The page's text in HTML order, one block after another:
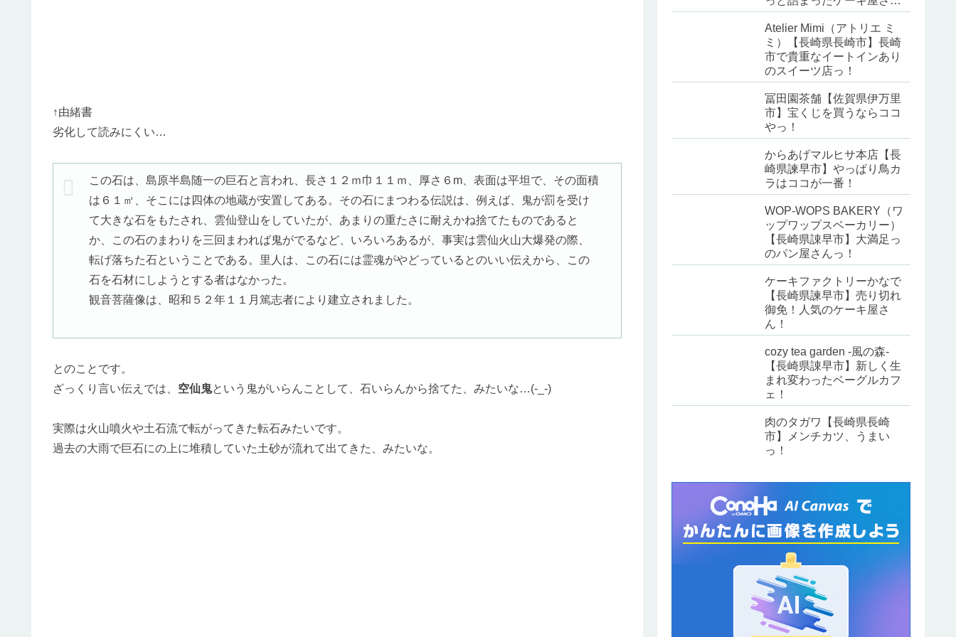
↑由緒書
劣化して読みにくい…
この石は、島原半島随一の巨石と言われ、長さ１２ｍ巾１１ｍ、厚さ６m、表面は平坦で、その面積
は６１㎡、そこには四体の地蔵が安置してある。その石にまつわる伝説は、例えば、鬼が罰を受け
て大きな石をもたされ、雲仙登山をしていたが、あまりの重たさに耐えかね捨てたものであると
か、この石のまわりを三回まわれば鬼がでるなど、いろいろあるが、事実は雲仙火山大爆発の際、
転げ落ちた石ということである。里人は、この石には霊魂がやどっているとのいい伝えから、この
石を石材にしようとする者はなかった。
観音菩薩像は、昭和５２年１１月篤志者により建立されました。
とのことです。
ざっくり言い伝えでは、 空仙鬼という鬼がいらんことして、石いらんから捨てた、みたいな…(-_-)
実際は火山噴火や土石流で転がってきた転石みたいです。
過去の大雨で巨石にの上に堆積していた土砂が流れて出てきた、みたいな。
ん！
Atelier Mimi（アトリエ ミ
ミ）【長崎県長崎市】長崎
市で貴重なイートインあり
のスイーツ店っ！
冨田園茶舗【佐賀県伊万里
市】宝くじを買うならココ
やっ！
からあげマルヒサ本店【長
崎県諫早市】やっぱり鳥カ
ラはココが一番！
WOP-WOPS BAKERY（ワ
ップワップスベーカリー）
【長崎県諌早市】大満足っ
のパン屋さんっ！
ケーキファクトリーかなで
【長崎県諫早市】売り切れ
御免！人気のケーキ屋さ
ん！
cozy tea garden -風の森-
【長崎県諌早市】新しく生
まれ変わったベーグルカフ
ェ！
肉のタガワ【長崎県長崎
市】メンチカツ、うまい
っ！